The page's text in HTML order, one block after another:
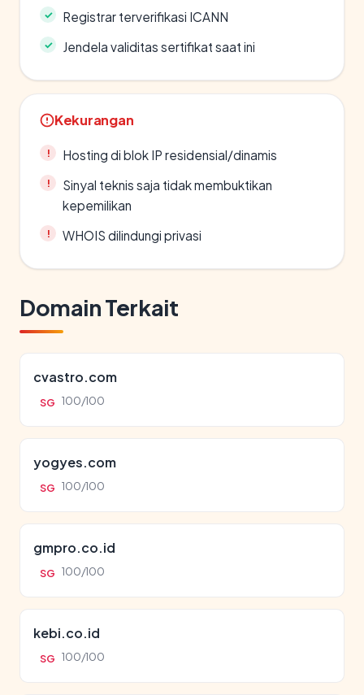
Registrar terverifikasi ICANN
Jendela validitas sertifikat saat ini
Kekurangan
Hosting di blok IP residensial/dinamis
Sinyal teknis saja tidak membuktikan
kepemilikan
WHOIS dilindungi privasi
Domain Terkait
cvastro.com
SG 100/100
yogyes.com
SG 100/100
gmpro.co.id
SG 100/100
kebi.co.id
SG 100/100